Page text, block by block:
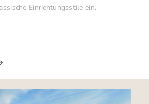
Einrichtungsstile ein.